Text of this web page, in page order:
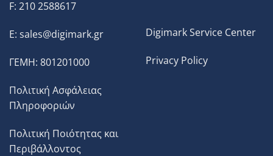
F: 210 2588617
E: sales@digimark.gr
ΓΕΜΗ: 801201000
Πολιτική Ασφάλειας
Πληροφοριών
Πολιτική Ποιότητας και
Περιβάλλοντος
Digimark Service Center
Privacy Policy